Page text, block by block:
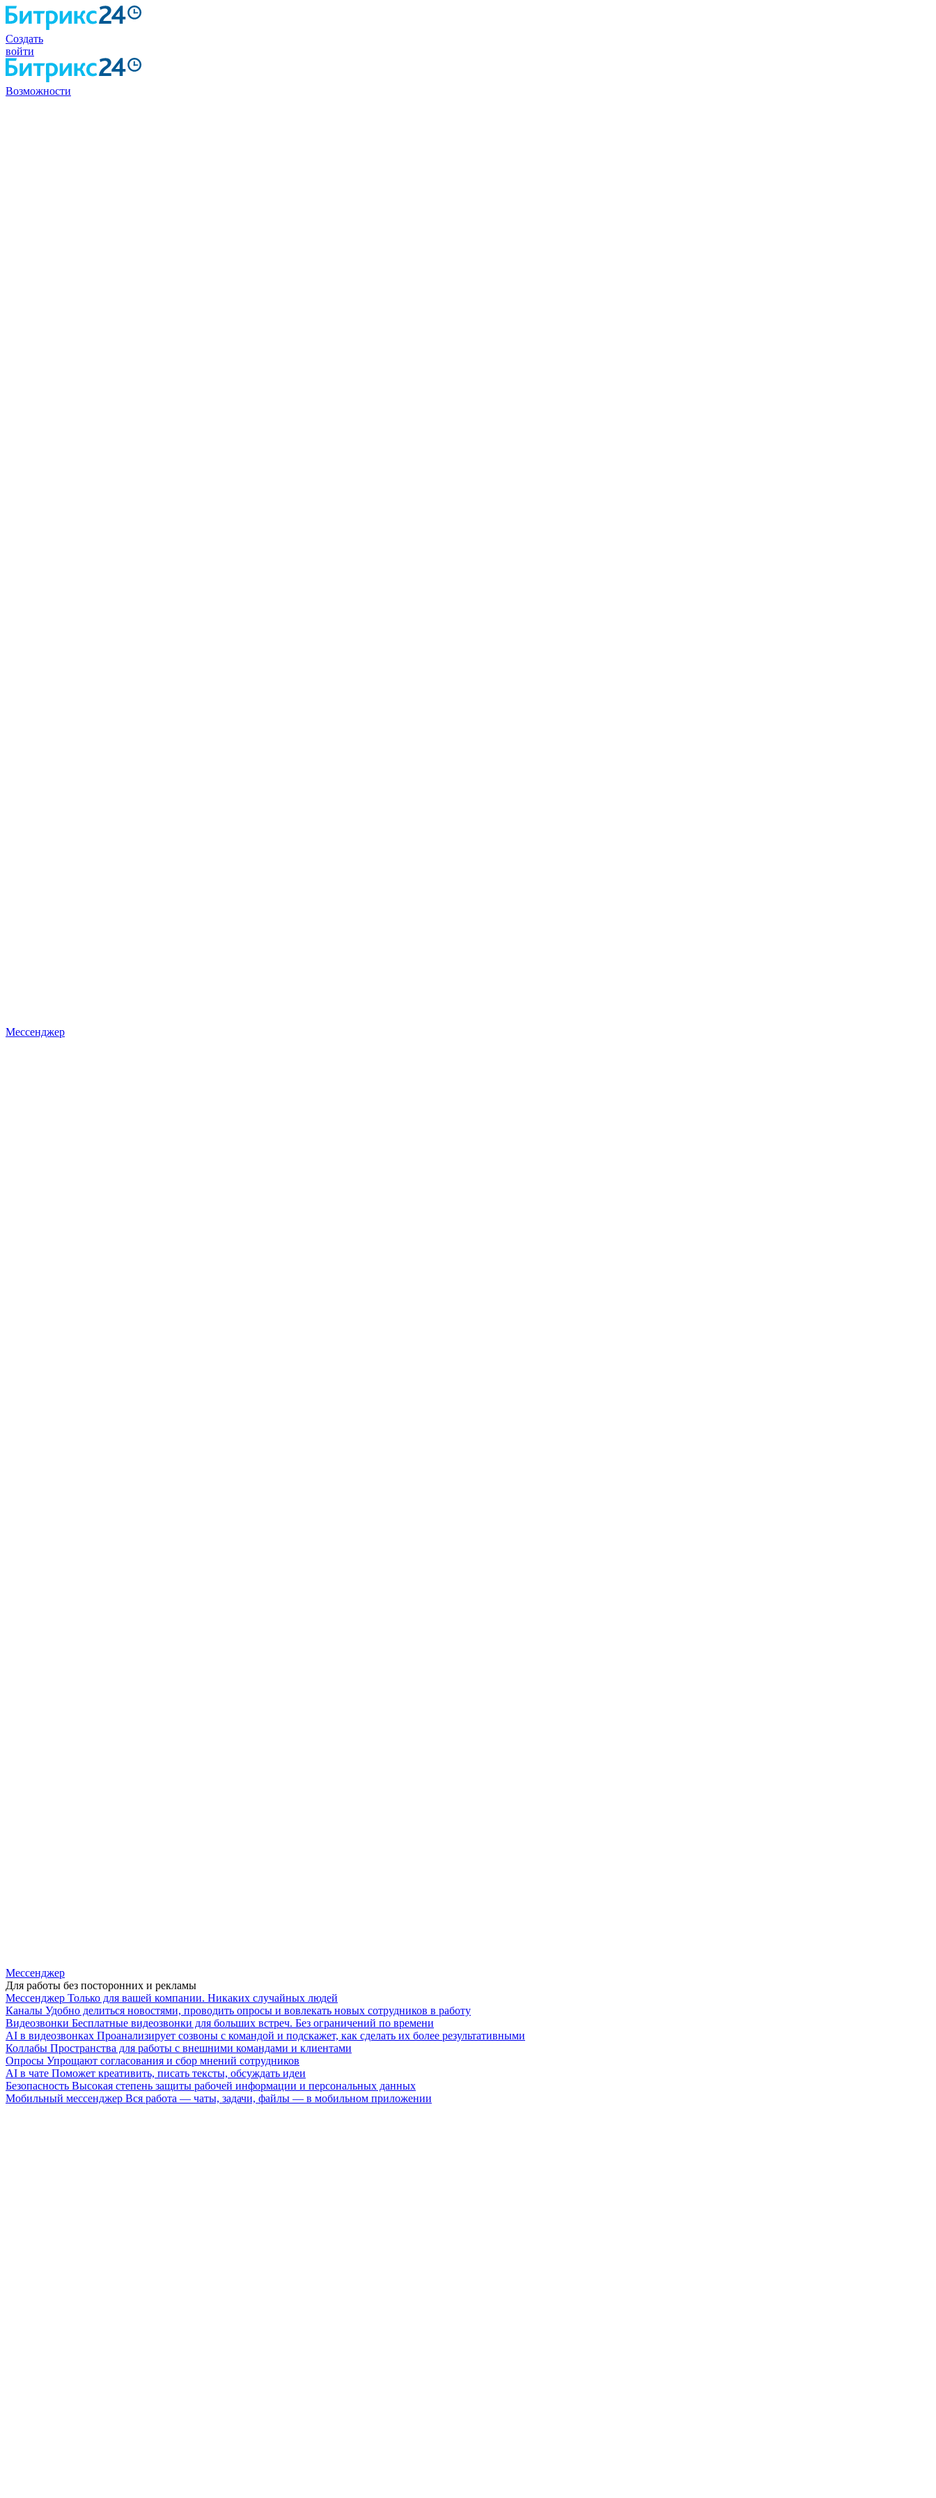
Создать
войти
Возможности
Мессенджер
Мессенджер
Для работы без посторонних и рекламы
Мессенджер Только для вашей компании. Никаких случайных людей
Каналы Удобно делиться новостями, проводить опросы и вовлекать новых сотрудников в работу
Видеозвонки Бесплатные видеозвонки для больших встреч. Без ограничений по времени
AI в видеозвонках Проанализирует созвоны с командой и подскажет, как сделать их более результативными
Коллабы Пространства для работы с внешними командами и клиентами
Опросы Упрощают согласования и сбор мнений сотрудников
AI в чате Поможет креативить, писать тексты, обсуждать идеи
Безопасность Высокая степень защиты рабочей информации и персональных данных
Мобильный мессенджер Вся работа — чаты, задачи, файлы — в мобильном приложении